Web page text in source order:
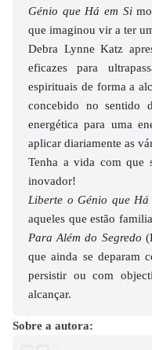
Génio que Há em Si
que imaginou vir a ter
Debra Lynne Katz
eficazes para
espirituais de forma a
concebido no sentido
energética para uma
aplicar diariamente as
Tenha a vida com que
inovador!
Liberte o Génio que Há
aqueles que estão
Para Além do Segredo
que ainda se deparam
persistir ou com
alcançar.
Sobre a autora: